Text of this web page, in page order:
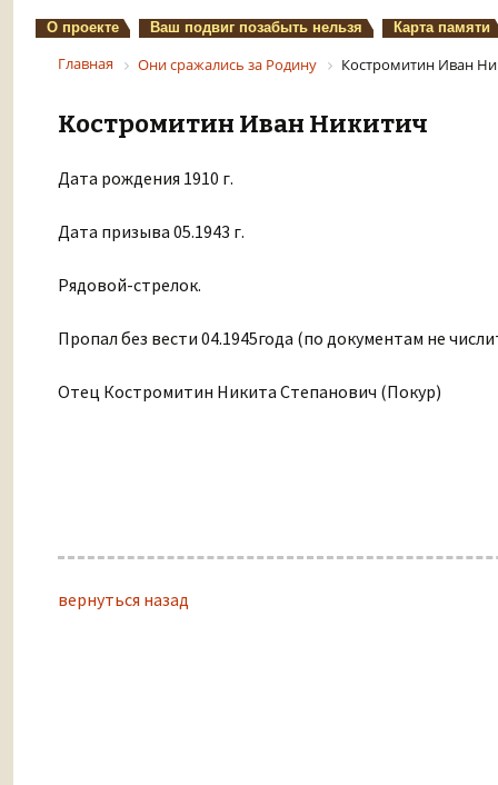
О проекте Ваш подвиг позабыть нельзя Карта памяти
Главная Они сражались за Родину Костромитин Иван
Костромитин Иван Никитич
Дата рождения 1910 г.
Дата призыва 05.1943 г.
Рядовой-стрелок.
Пропал без вести 04.1945года (по документам не
Отец Костромитин Никита Степанович (Покур)
вернуться назад